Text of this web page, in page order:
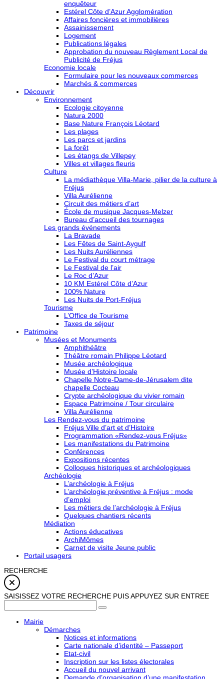
enquêteur
Estérel Côte d’Azur Agglomération
Affaires foncières et immobilières
Assainissement
Logement
Publications légales
Approbation du nouveau Règlement Local de
Publicité de Fréjus
Economie locale
Formulaire pour les nouveaux commerces
Marchés & commerces
Découvrir
Environnement
Ecologie citoyenne
Natura 2000
Base Nature François Léotard
Les plages
Les parcs et jardins
La forêt
Les étangs de Villepey
Villes et villages fleuris
Culture
La médiathèque Villa-Marie, pilier de la culture à
Fréjus
Villa Aurélienne
Circuit des métiers d’art
École de musique Jacques-Melzer
Bureau d’accueil des tournages
Les grands événements
La Bravade
Les Fêtes de Saint-Aygulf
Les Nuits Auréliennes
Le Festival du court métrage
Le Festival de l’air
Le Roc d’Azur
10 KM Estérel Côte d’Azur
100% Nature
Les Nuits de Port-Fréjus
Tourisme
L’Office de Tourisme
Taxes de séjour
Patrimoine
Musées et Monuments
Amphithéâtre
Théâtre romain Philippe Léotard
Musée archéologique
Musée d’Histoire locale
Chapelle Notre-Dame-de-Jérusalem dite
chapelle Cocteau
Crypte archéologique du vivier romain
Espace Patrimoine / Tour circulaire
Villa Aurélienne
Les Rendez-vous du patrimoine
Fréjus Ville d’art et d’Histoire
Programmation «Rendez-vous Fréjus»
Les manifestations du Patrimoine
Conférences
Expositions récentes
Colloques historiques et archéologiques
Archéologie
L’archéologie à Fréjus
L’archéologie préventive à Fréjus : mode
d’emploi
Les métiers de l’archéologie à Fréjus
Quelques chantiers récents
Médiation
Actions éducatives
ArchiMômes
Carnet de visite Jeune public
Portail usagers
RECHERCHE
SAISISSEZ VOTRE RECHERCHE PUIS APPUYEZ SUR ENTREE
Mairie
Démarches
Notices et informations
Carte nationale d’identité – Passeport
Etat-civil
Inscription sur les listes électorales
Accueil du nouvel arrivant